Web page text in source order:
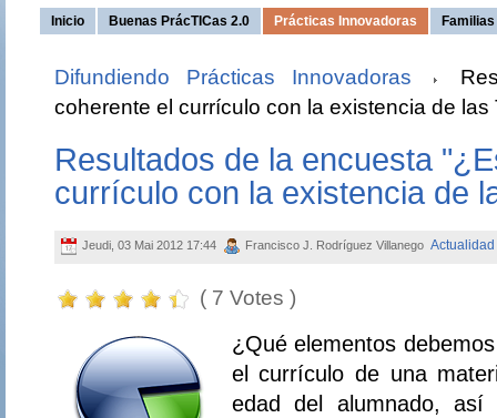
Inicio Buenas PrácTICas 2.0 Prácticas Innovadoras
Difundiendo Prácticas Innovadoras
coherente el currículo con la existencia de las
Resultados de la encuesta
currículo con la existencia de
Jeudi, 03 Mai 2012 17:44 Francisco J. Rodríguez Villanego Actualidad
( 7 Votes )
¿Qué elementos
el currículo de una
edad del alumnado,